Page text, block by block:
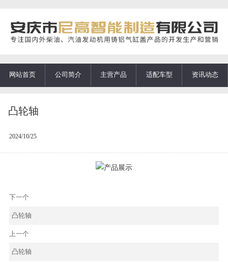
网站首页 公司简介 主营产品 适配车型 资讯动态
凸轮轴
2024/10/25
下一个
凸轮轴
上一个
凸轮轴